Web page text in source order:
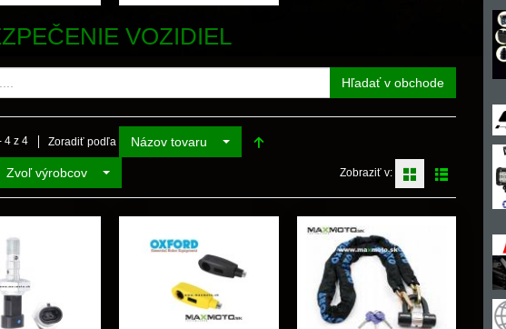
VOZIDIEL
Hľadať v obchode
4 z 4 Zoradiť podľa Názov tovaru
Zvoľ výrobcov Zobraziť v: